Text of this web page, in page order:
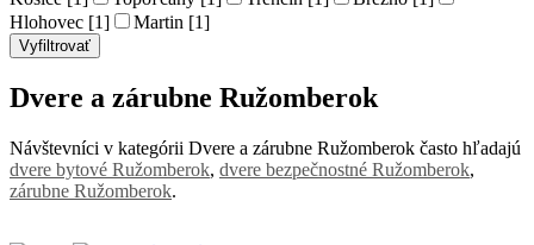
Hlohovec [1]
Martin [1]
Dvere a zárubne Ružomberok
Návštevníci v kategórii Dvere a zárubne Ružomberok často hľadajú
dvere bytové Ružomberok, dvere bezpečnostné Ružomberok,
zárubne Ružomberok.